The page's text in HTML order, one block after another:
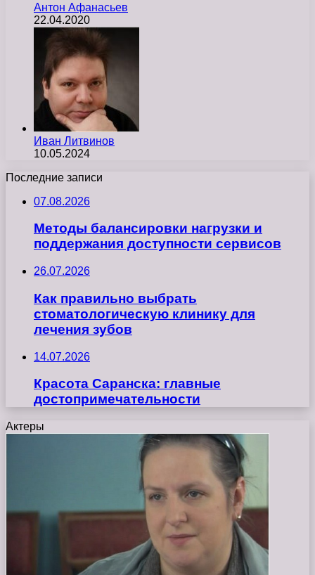
Антон Афанасьев
22.04.2020
Иван Литвинов
10.05.2024
Последние записи
07.08.2026
Методы балансировки нагрузки и
поддержания доступности сервисов
26.07.2026
Как правильно выбрать
стоматологическую клинику для
лечения зубов
14.07.2026
Красота Саранска: главные
достопримечательности
Актеры